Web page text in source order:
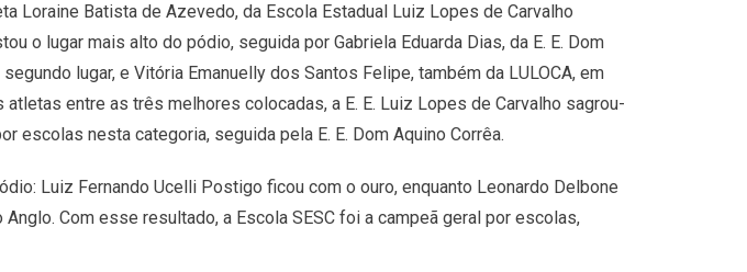
Loraine Batista de Azevedo, da Escola Estadual Luiz Lopes de Carvalho
o lugar mais alto do pódio, seguida por Gabriela Eduarda Dias, da E. E. Dom
lugar, e Vitória Emanuelly dos Santos Felipe, também da LULOCA, em
atletas entre as três melhores colocadas, a E. E. Luiz Lopes de Carvalho sagrou-
escolas nesta categoria, seguida pela E. E. Dom Aquino Corrêa.
Luiz Fernando Ucelli Postigo ficou com o ouro, enquanto Leonardo Delbone
Com esse resultado, a Escola SESC foi a campeã geral por escolas,